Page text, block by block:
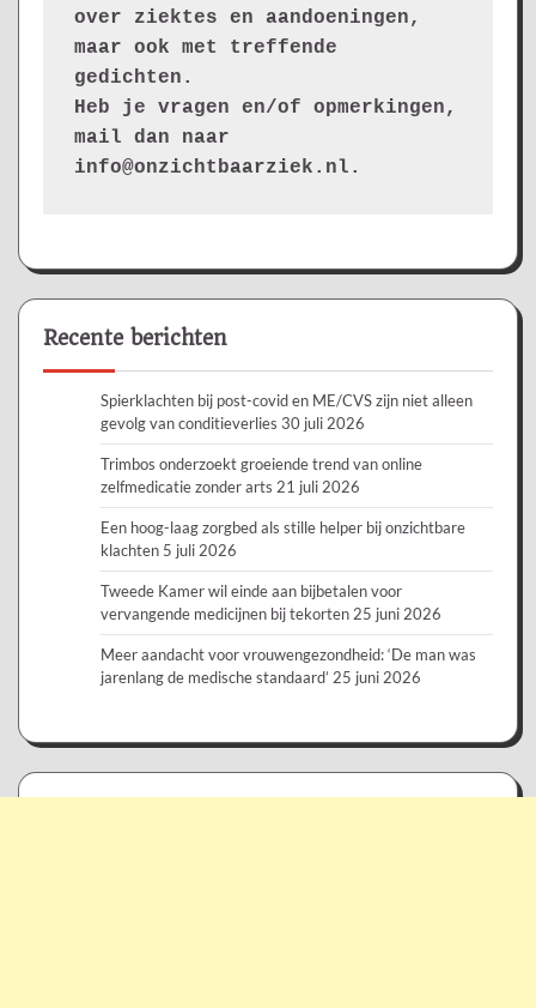
over ziektes en aandoeningen,
maar ook met treffende
gedichten.
Heb je vragen en/of opmerkingen,
mail dan naar
info@onzichtbaarziek.nl.
Recente berichten
Spierklachten bij post-covid en ME/CVS zijn niet alleen
gevolg van conditieverlies 30 juli 2026
Trimbos onderzoekt groeiende trend van online
zelfmedicatie zonder arts 21 juli 2026
Een hoog-laag zorgbed als stille helper bij onzichtbare
klachten 5 juli 2026
Tweede Kamer wil einde aan bijbetalen voor
vervangende medicijnen bij tekorten 25 juni 2026
Meer aandacht voor vrouwengezondheid: ‘De man was
jarenlang de medische standaard’ 25 juni 2026